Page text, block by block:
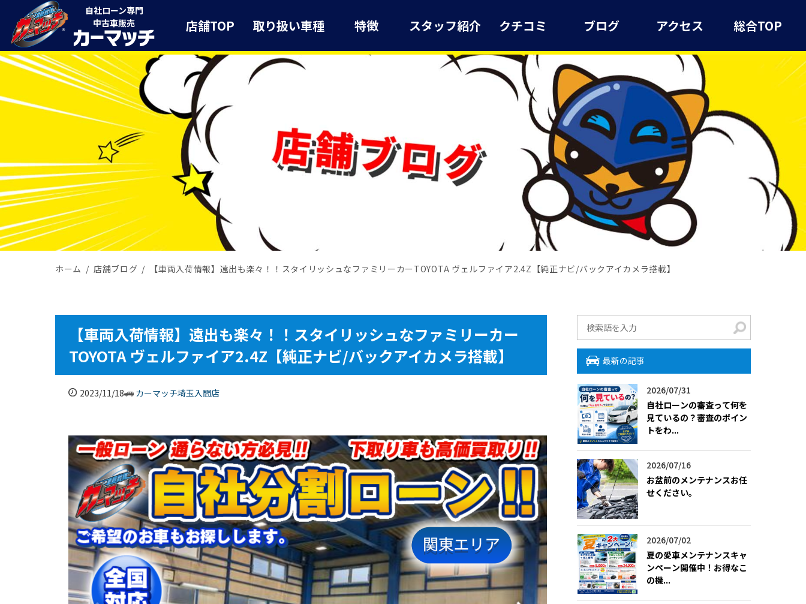
自社ローン専門
中古車販売
店舗TOP 取り扱い車種 特徴 スタッフ紹介 クチコミ ブログ アクセス 総合TOP
ホーム 店舗ブログ 【車両入荷情報】遠出も楽々！！スタイリッシュなファミリーカーTOYOTA ヴェルファイア2.4Z【純正ナビ/バックアイカメラ搭載】
【車両入荷情報】遠出も楽々！！スタイリッシュなファミリーカー
TOYOTA ヴェルファイア2.4Z【純正ナビ/バックアイカメラ搭載】
2023/11/18 カーマッチ埼玉入間店
最新の記事
2026/07/31
自社ローンの審査って何を
見ているの？審査のポイン
トをわ...
2026/07/16
お盆前のメンテナンスお任
せください。
2026/07/02
​夏の愛車メンテナンスキャ
ンペーン開催中！お得なこ
の機...